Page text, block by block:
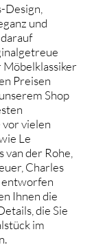
Design,
und
Preisen
Shop
vor vielen
Le
der Rohe,
Charles
entworfen
Ihnen die
die Sie
im